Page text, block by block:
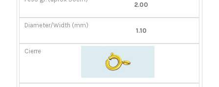
2.00
1.10